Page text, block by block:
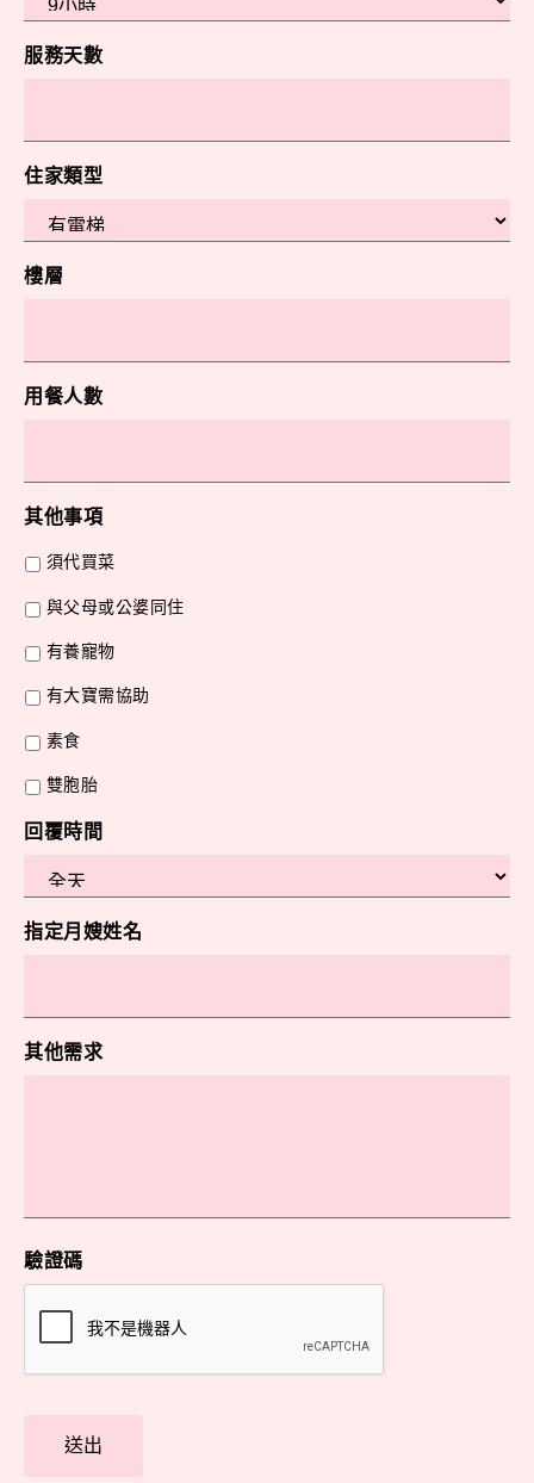
服務天數
住家類型
樓層
用餐人數
其他事項
須代買菜
與父母或公婆同住
有養寵物
有大寶需協助
素食
雙胞胎
回覆時間
指定月嫂姓名
其他需求
驗證碼